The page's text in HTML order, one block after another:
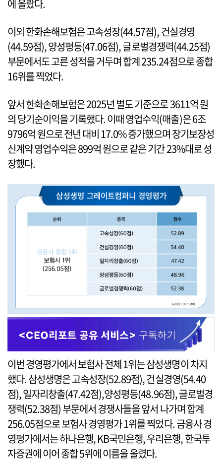
에 올랐다.
이외 한화손해보험은 고속성장(44.57점), 건실경영
(44.59점), 양성평등(47.06점), 글로벌경쟁력(44.25점)
부문에서도 고른 성적을 거두며 합계 235.24점으로 종합
16위를 찍었다.
앞서 한화손해보험은 2025년 별도 기준으로 3611억 원
의 당기순이익을 기록했다. 이때 영업수익(매출)은 6조
9796억 원으로 전년 대비 17.0% 증가했으며 장기보장성
신계약 영업수익은 899억 원으로 같은 기간 23%대로 성
장했다.
이번 경영평가에서 보험사 전체 1위는 삼성생명이 차지
했다. 삼성생명은 고속성장(52.89점), 건실경영(54.40
점), 일자리창출(47.42점),양성평등(48.96점), 글로벌경
쟁력(52.38점) 부문에서 경쟁사들을 앞서 나가며 합계
256.05점으로 보험사 경영평가 1위를 찍었다. 금융사 경
영평가에서는 하나은행, KB국민은행, 우리은행, 한국투
자증권에 이어 종합 5위에 이름을 올렸다.